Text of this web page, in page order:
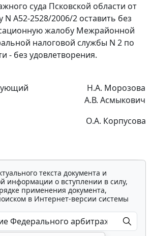
суда Псковской области от
N А52-2528/2006/2 оставить без
жалобу Межрайонной
налоговой службы N 2 по
- без удовлетворения.
Н.А. Морозова
А.В. Асмыкович
О.А. Корпусова
текста документа и
информации о вступлении в силу,
применения документа,
в Интернет-версии системы